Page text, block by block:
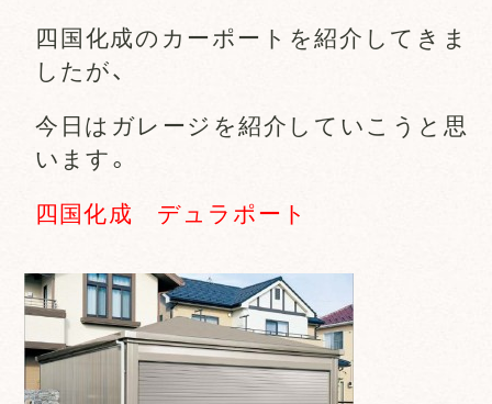
四国化成のカーポートを紹介してきま
したが、
今日はガレージを紹介していこうと思
います。
四国化成 デュラポート